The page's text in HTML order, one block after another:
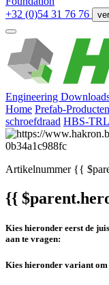
+32 (0)54 31 76 76
Engineering
Home Prefab-Producten
schroefdraad HBS-
Artikelnummer{{
{{
Kies hieronder eerst de
aan te vragen:
Kies hieronder variant om